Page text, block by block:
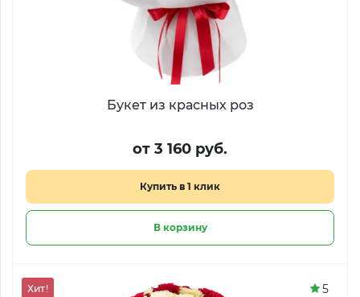
Букет из красных роз
от 3 160 руб.
Купить в 1 клик
В корзину
Хит! 5